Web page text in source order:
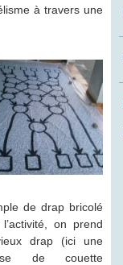
à travers une
de drap bricolé
on prend
drap (ici une
de couette